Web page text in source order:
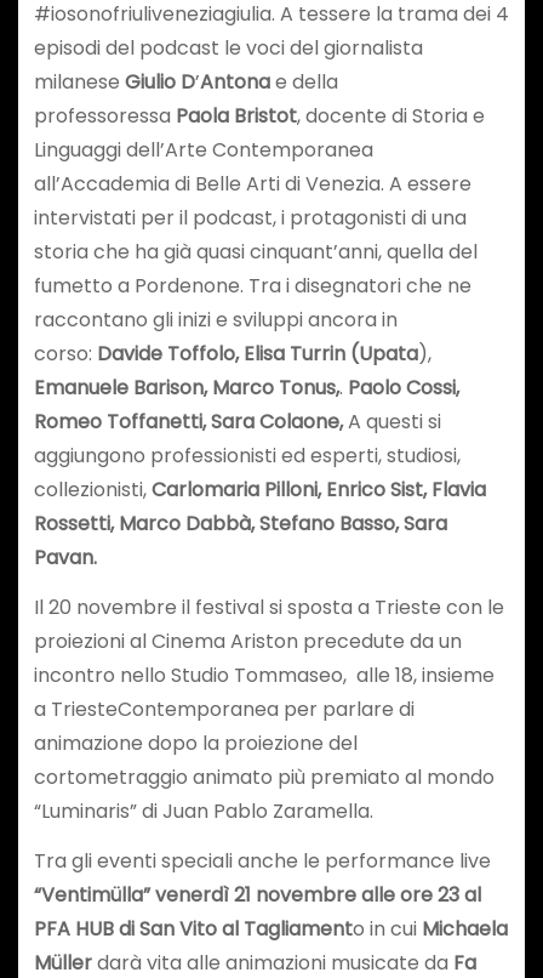
#iosonofriuliveneziagiulia. A tessere la trama dei 4
episodi del podcast le voci del giornalista
milanese Giulio D’Antonae della
professoressa Paola Bristot, docente di Storia e
Linguaggi dell’Arte Contemporanea
all’Accademia di Belle Arti di Venezia. A essere
intervistati per il podcast, i protagonisti di una
storia che ha già quasi cinquant’anni, quella del
fumetto a Pordenone. Tra i disegnatori che ne
raccontano gli inizi e sviluppi ancora in
corso: Davide Toffolo, Elisa Turrin (Upata),
Emanuele Barison, Marco Tonus,. Paolo Cossi,
Romeo Toffanetti, Sara Colaone,A questi si
aggiungono professionisti ed esperti, studiosi,
collezionisti,Carlomaria Pilloni, Enrico Sist, Flavia
Rossetti, Marco Dabbà, Stefano Basso, Sara
Pavan.
Il 20 novembre il festival si sposta a Trieste con le
proiezioni al Cinema Ariston precedute da un
incontro nello Studio Tommaseo, alle 18, insieme
a TriesteContemporanea per parlare di
animazione dopo la proiezione del
cortometraggio animato più premiato al mondo
“Luminaris” di Juan Pablo Zaramella.
Tra gli eventi speciali anche le performance live
“Ventimülla”venerdì 21 novembre alle ore 23 al
PFA HUB di San Vito al Tagliamento in cui Michaela
Müllerdarà vita alle animazioni musicate da Fa